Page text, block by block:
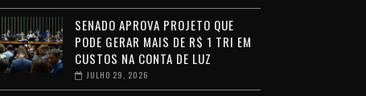
SENADO APROVA PROJETO QUE
PODE GERAR MAIS DE R$ 1 TRI EM
CUSTOS NA CONTA DE LUZ
JULHO 29, 2026